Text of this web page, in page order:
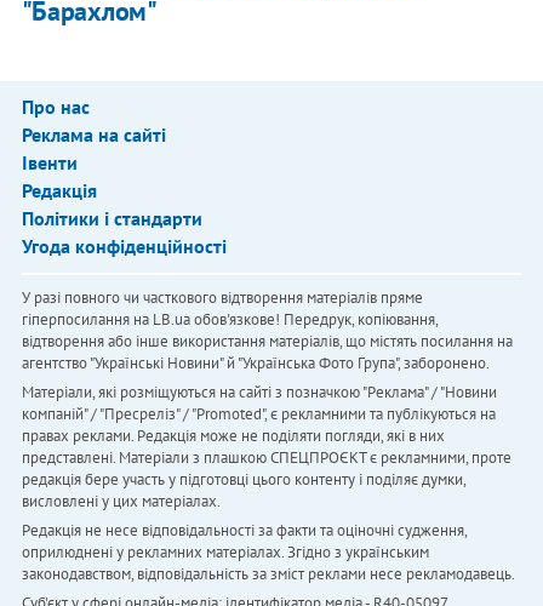
"Барахлом"
Про нас
Реклама на сайті
Івенти
Редакція
Політики і стандарти
Угода конфіденційності
У разі повного чи часткового відтворення матеріалів пряме
гіперпосилання на LB.ua обов'язкове! Передрук, копіювання,
відтворення або інше використання матеріалів, що містять посилання на
агентство "Українськi Новини" й "Українська Фото Група", заборонено.
Матеріали, які розміщуються на сайті з позначкою "Реклама" / "Новини
компаній" / "Пресреліз" / "Promoted", є рекламними та публікуються на
правах реклами. Редакція може не поділяти погляди, які в них
представлені. Матеріали з плашкою СПЕЦПРОЄКТ є рекламними, проте
редакція бере участь у підготовці цього контенту і поділяє думки,
висловлені у цих матеріалах.
Редакція не несе відповідальності за факти та оціночні судження,
оприлюднені у рекламних матеріалах. Згідно з українським
законодавством, відповідальність за зміст реклами несе рекламодавець.